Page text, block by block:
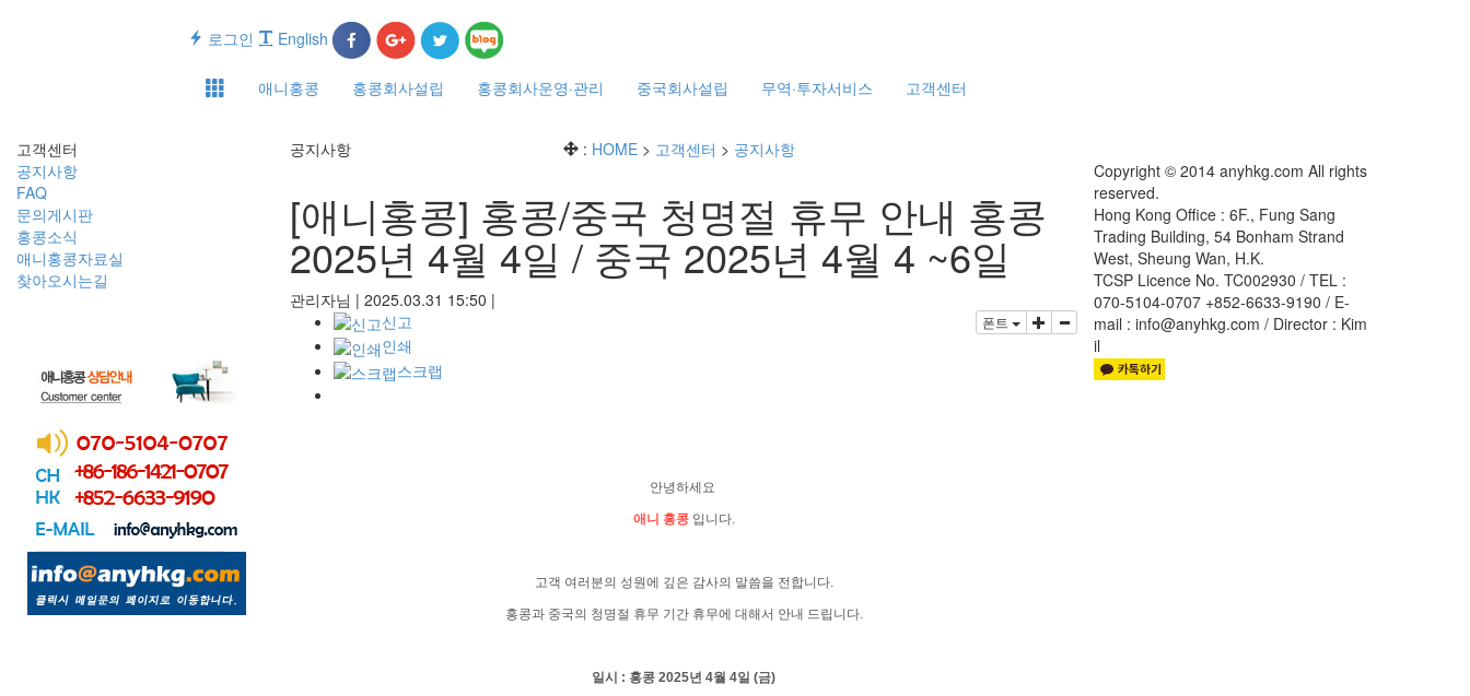
로그인 English
애니홍콩 홍콩회사설립 홍콩회사운영·관리 중국회사설립 무역·투자서비스 고객센터
고객센터
공지사항
FAQ
문의게시판
홍콩소식
애니홍콩자료실
찾아오시는길
공지사항 : HOME > 고객센터 > 공지사항
[애니홍콩] 홍콩/중국 청명절 휴무 안내 홍콩
2025년 4월 4일 / 중국 2025년 4월 4 ~6일
관리자님 | 2025.03.31 15:50 |
폰트
신고
인쇄
스크랩
안녕하세요
애니 홍콩 입니다.
고객 여러분의 성원에 깊은 감사의 말씀을 전합니다.
홍콩과 중국의 청명절 휴무 기간 휴무에 대해서 안내 드립니다.
일시 : 홍콩 2025년 4월 4일 (금)
Copyright © 2014 anyhkg.com All rights
reserved.
Hong Kong Office : 6F., Fung Sang
Trading Building, 54 Bonham Strand
West, Sheung Wan, H.K.
TCSP Licence No. TC002930 / TEL :
070-5104-0707 +852-6633-9190 / E-
mail : info@anyhkg.com / Director : Kim
il